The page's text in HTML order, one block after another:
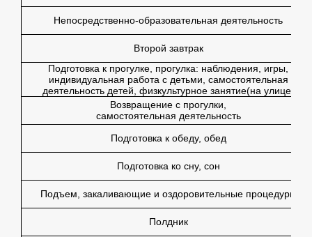
Непосредственно-образовательная деятельность
Второй завтрак
Подготовка к прогулке, прогулка: наблюдения, игры,
индивидуальная работа с детьми, самостоятельная
деятельность детей, физкультурное занятие(на улице)
Возвращение с прогулки,
самостоятельная деятельность
Подготовка к обеду, обед
Подготовка ко сну, сон
Подъем, закаливающие и оздоровительные процедуры
Полдник